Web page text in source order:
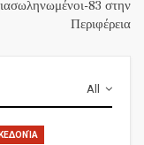
83 στην
Περιφέρεια
All